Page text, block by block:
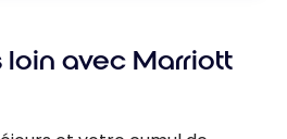
loin avec Marriott